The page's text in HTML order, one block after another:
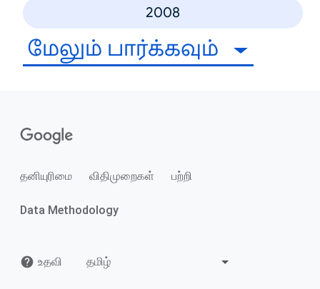
2008
மேலும் பார்க்கவும்
தனியுரிமை விதிமுறைகள் பற்றி
Data Methodology
உதவி